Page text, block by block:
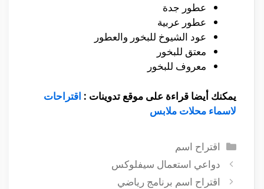
عطور جدة
عطور عربية
عود الشيوخ للبخور والعطور
معتق للبخور
معروف للبخور
يمكنك أيضا قراءة على موقع تدوينات : اقتراحات
لاسماء محلات ملابس
التصنيفات
اقتراح اسم
دواعي استعمال سيفلوكس
اقتراح اسم برنامج رياضي